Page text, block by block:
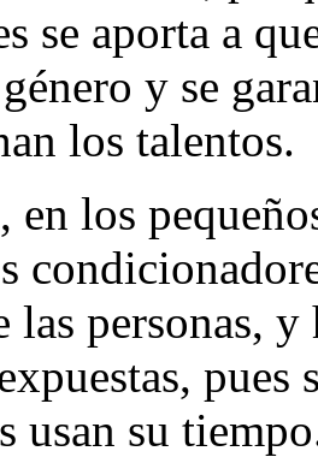
se aporta a
género y se
los talentos.
en los
las personas,
pues
usan su